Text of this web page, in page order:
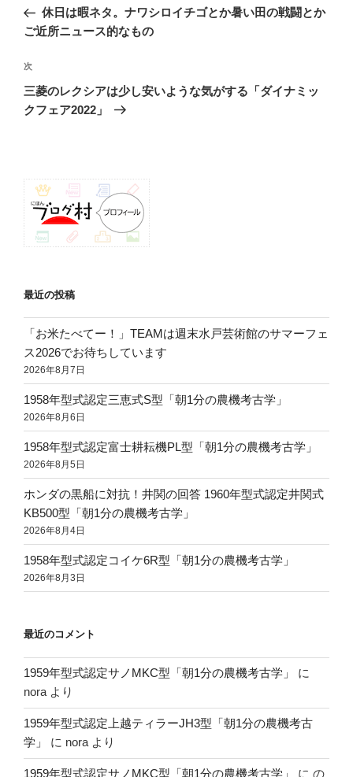
ナ
ゲ
ー
シ
の
投
休日は暇ネタ。ナワシロイチゴとか暑い田の戦闘とか
ご近所ニュース的なもの
次
の
投
次
三菱のレクシアは少し安いような気がする「ダイナミッ
クフェア2022」
最近の投稿
「お米たべてー！」TEAMは週末水戸芸術館のサマーフェ
ス2026でお待ちしています
2026年8月7日
1958年型式認定三恵式S型「朝1分の農機考古学」
2026年8月6日
1958年型式認定富士耕耘機PL型「朝1分の農機考古学」
2026年8月5日
ホンダの黒船に対抗！井関の回答 1960年型式認定井関式
KB500型「朝1分の農機考古学」
2026年8月4日
1958年型式認定コイケ6R型「朝1分の農機考古学」
2026年8月3日
最近のコメント
1959年型式認定サノMKC型「朝1分の農機考古学」
に
nora より
1959年型式認定上越ティラーJH3型「朝1分の農機考古
学」
に nora より
1959年型式認定サノMKC型「朝1分の農機考古学」 に の